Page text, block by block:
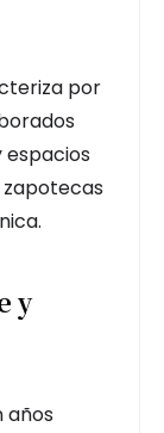
por
espacios
zapotecas
y
años